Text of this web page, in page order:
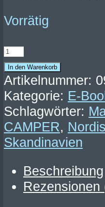
Vorrätig
NORD-
CAMPER
2024
–
Camping-
Guide
Skandinavien
GUIDE)
Menge
In den Warenkorb
Artikelnummer:
Kategorie: E-
Schlagwörter:
CAMPER, Nordis
Skandinavien
Beschreibung
Rezensionen